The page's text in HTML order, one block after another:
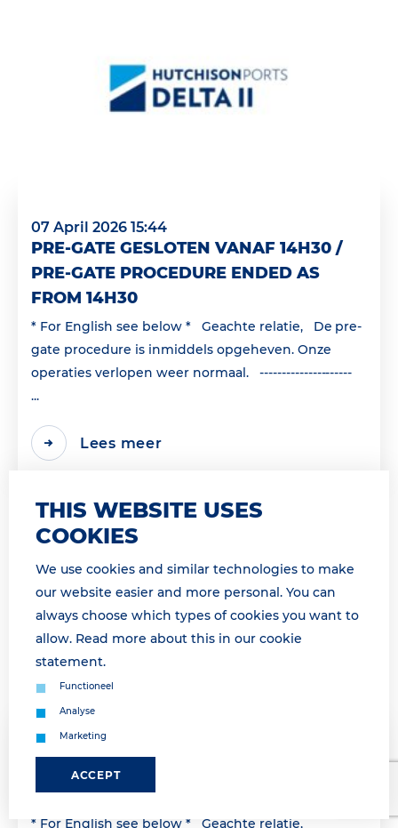
07 April 2026 15:44
PRE-GATE GESLOTEN VANAF 14H30 /
PRE-GATE PROCEDURE ENDED AS
FROM 14H30
* For English see below * Geachte relatie, De pre-
gate procedure is inmiddels opgeheven. Onze
operaties verlopen weer normaal. ---------------------
...
Lees meer
PRE-GATE PROCEDURE VANAF 09H15 /
PRE-GATE PROCEDURE AS FROM 9H15
* For English see below * Geachte relatie,
THIS WEBSITE USES
COOKIES
We use cookies and similar technologies to make
our website easier and more personal. You can
always choose which types of cookies you want to
allow. Read more about this in our cookie
statement.
Functioneel
Analyse
Marketing
ACCEPT